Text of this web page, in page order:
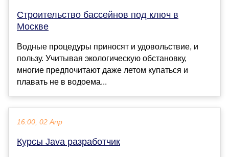
Строительство бассейнов под ключ в
Москве
Водные процедуры приносят и удовольствие, и
пользу. Учитывая экологическую обстановку,
многие предпочитают даже летом купаться и
плавать не в водоема...
16:00, 02 Апр
Курсы Java разработчик